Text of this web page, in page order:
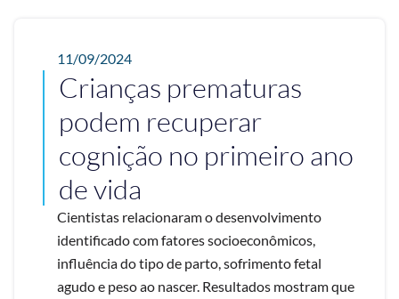
11/09/2024
Crianças prematuras
podem recuperar
cognição no primeiro ano
de vida
Cientistas relacionaram o desenvolvimento
identificado com fatores socioeconômicos,
influência do tipo de parto, sofrimento fetal
agudo e peso ao nascer. Resultados mostram que